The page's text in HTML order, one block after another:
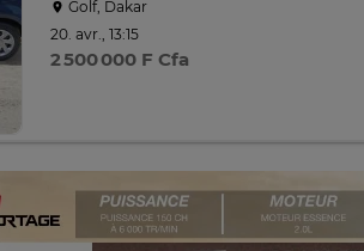
Golf, Dakar
20. avr., 13:15
2 500 000 F Cfa